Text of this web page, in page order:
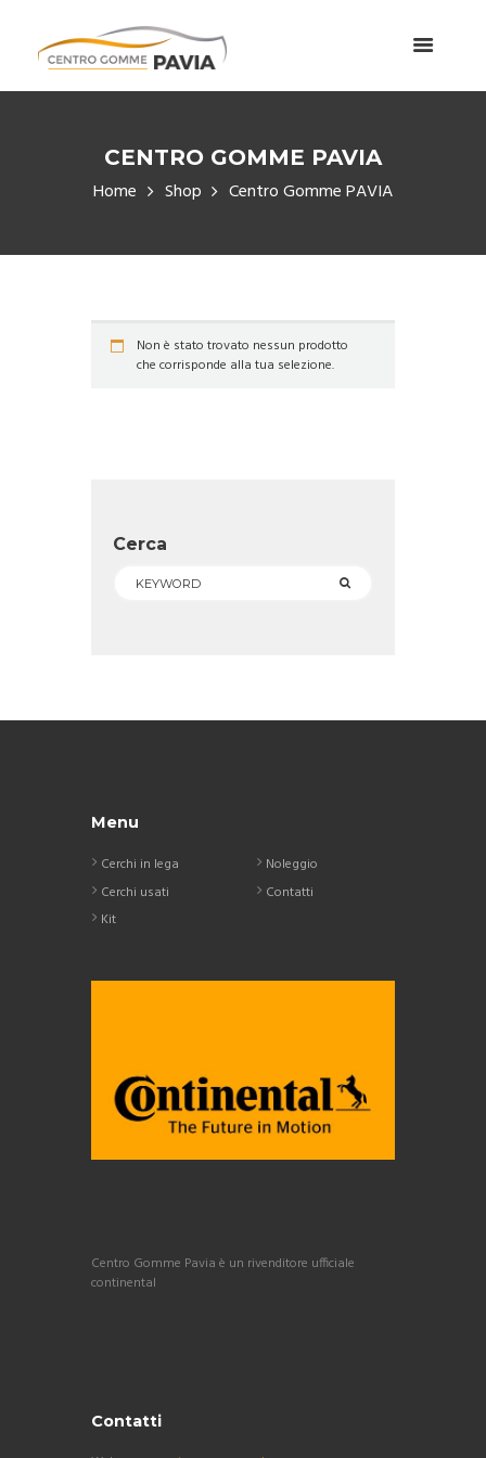
CENTRO GOMME PAVIA
Home Shop Centro Gomme PAVIA
Non è stato trovato nessun prodotto
che corrisponde alla tua selezione.
Cerca
Menu
Cerchi in lega
Cerchi usati
Kit
Noleggio
Contatti
Centro Gomme Pavia è un rivenditore ufficiale
continental
Contatti